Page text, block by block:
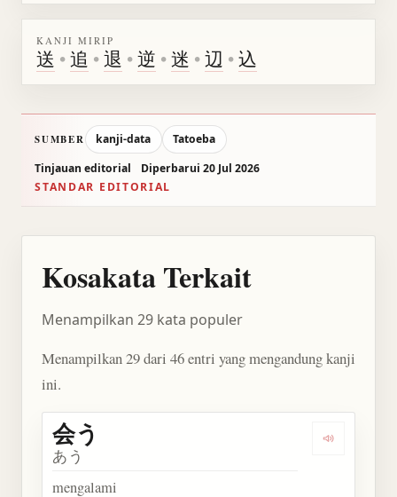
KANJI MIRIP
送 •追 •退 •逆 •迷 •辺 •込
SUMBER kanji-data
Tatoeba
Tinjauan editorial
Diperbarui 20 Jul 2026
STANDAR EDITORIAL
Kosakata Terkait
Menampilkan 29 kata populer
Menampilkan 29 dari 46 entri yang mengandung kanji
ini.
Dengarkan
会う
あう
mengalami